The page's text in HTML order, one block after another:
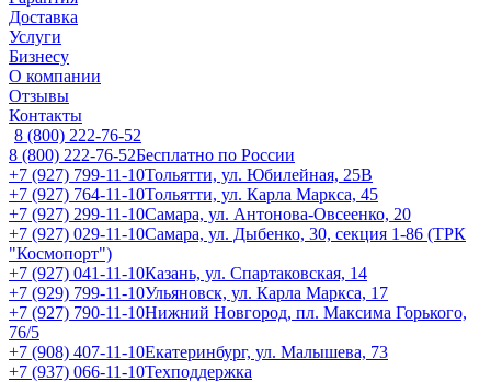
Доставка
Услуги
Бизнесу
О компании
Отзывы
Контакты
8 (800) 222-76-52
8 (800) 222-76-52Бесплатно по России
+7 (927) 799-11-10Тольятти, ул. Юбилейная, 25В
+7 (927) 764-11-10Тольятти, ул. Карла Маркса, 45
+7 (927) 299-11-10Самара, ул. Антонова-Овсеенко, 20
+7 (927) 029-11-10Самара, ул. Дыбенко, 30, секция 1-86 (ТРК
"Космопорт")
+7 (927) 041-11-10Казань, ул. Спартаковская, 14
+7 (929) 799-11-10Ульяновск, ул. Карла Маркса, 17
+7 (927) 790-11-10Нижний Новгород, пл. Максима Горького,
76/5
+7 (908) 407-11-10Екатеринбург, ул. Малышева, 73
+7 (937) 066-11-10Техподдержка